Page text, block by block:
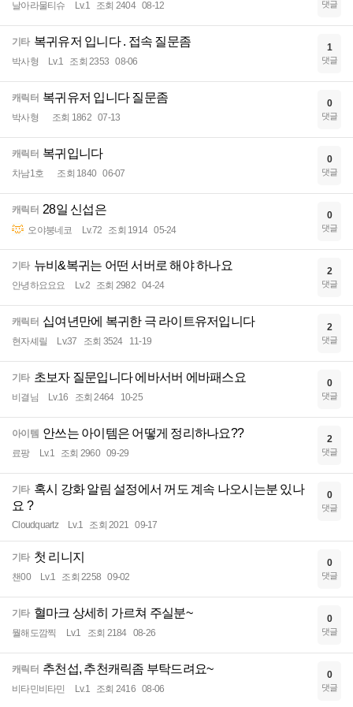
날아라물티슈 Lv.1 조회 2404 08-12 댓글
기타 복귀유저 입니다 . 접속 질문좀
박사형 Lv.1 조회 2353 08-06
1
댓글
캐릭터 복귀유저 입니다 질문좀
박사형 조회 1862 07-13
0
댓글
캐릭터 복귀입니다
차남1호 조회 1840 06-07
0
댓글
캐릭터 28일 신섭은
오야붕네코 Lv.72 조회 1914 05-24
0
댓글
기타 뉴비&복귀는 어떤 서버로 해야 하나요
안녕하요요요 Lv.2 조회 2982 04-24
2
댓글
캐릭터 십여년만에 복귀한 극 라이트유저입니다
현자셰릴 Lv.37 조회 3524 11-19
2
댓글
기타 초보자 질문입니다 에바서버 에바패스요
비결님 Lv.16 조회 2464 10-25
0
댓글
아이템 안쓰는 아이템은 어떻게 정리하나요??
료팡 Lv.1 조회 2960 09-29
2
댓글
기타 혹시 강화 알림 설정에서 꺼도 계속 나오시는분 있나
요 ?
Cloudquartz Lv.1 조회 2021 09-17
0
댓글
기타 첫 리니지
챈00 Lv.1 조회 2258 09-02
0
댓글
기타 혈마크 상세히 가르쳐 주실분~
뭘해도깜찍 Lv.1 조회 2184 08-26
0
댓글
캐릭터 추천섭, 추천캐릭좀 부탁드려요~
비타민비타민 Lv.1 조회 2416 08-06
0
댓글